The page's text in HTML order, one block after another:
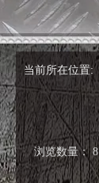
当前所在位置:
浏览数量：8